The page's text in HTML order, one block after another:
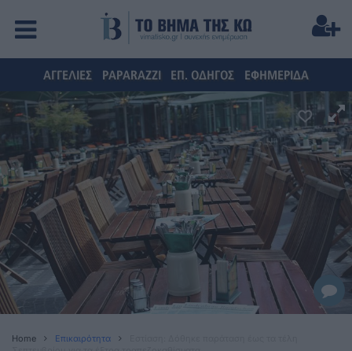
ΑΓΓΕΛΙΕΣ PAPARAZZI ΕΠ. ΟΔΗΓΟΣ ΕΦΗΜΕΡΙΔΑ
Home Επικαιρότητα